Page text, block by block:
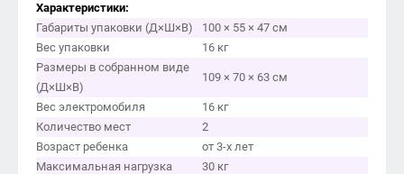
Характеристики:
Габариты упаковки (Д×Ш×В)
100 × 55 × 47 см
Вес упаковки
16 кг
Размеры в собранном виде
(Д×Ш×В)
109 × 70 × 63 см
Вес электромобиля
16 кг
Количество мест
2
Возраст ребенка
от 3-х лет
Максимальная нагрузка
30 кг